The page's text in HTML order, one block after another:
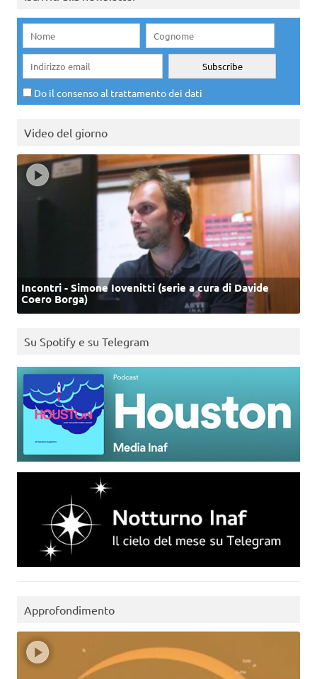
Do il consenso al trattamento dei dati
Video del giorno
Incontri - Simone Iovenitti (serie a cura di Davide
Coero Borga)
Su Spotify e su Telegram
Approfondimento